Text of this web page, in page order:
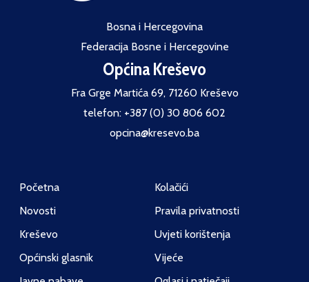
Bosna i Hercegovina
Federacija Bosne i Hercegovine
Općina Kreševo
Fra Grge Martića 69, 71260 Kreševo
telefon: +387 (0) 30 806 602
opcina@kresevo.ba
Početna
Novosti
Kreševo
Općinski glasnik
Kolačići
Pravila privatnosti
Uvjeti korištenja
Vijeće